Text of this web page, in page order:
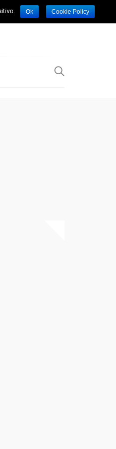
Ok Cookie Policy